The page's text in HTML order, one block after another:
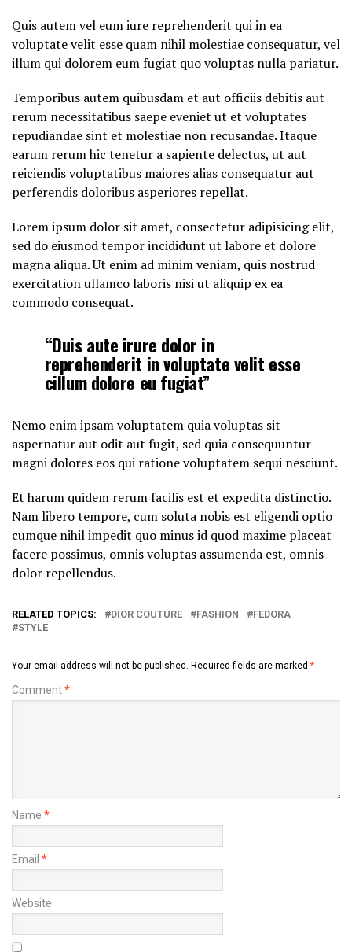
Quis autem vel eum iure reprehenderit qui in ea
voluptate velit esse quam nihil molestiae consequatur, vel
illum qui dolorem eum fugiat quo voluptas nulla pariatur.
Temporibus autem quibusdam et aut officiis debitis aut
rerum necessitatibus saepe eveniet ut et voluptates
repudiandae sint et molestiae non recusandae. Itaque
earum rerum hic tenetur a sapiente delectus, ut aut
reiciendis voluptatibus maiores alias consequatur aut
perferendis doloribus asperiores repellat.
Lorem ipsum dolor sit amet, consectetur adipisicing elit,
sed do eiusmod tempor incididunt ut labore et dolore
magna aliqua. Ut enim ad minim veniam, quis nostrud
exercitation ullamco laboris nisi ut aliquip ex ea
commodo consequat.
“Duis aute irure dolor in
reprehenderit in voluptate velit esse
cillum dolore eu fugiat”
Nemo enim ipsam voluptatem quia voluptas sit
aspernatur aut odit aut fugit, sed quia consequuntur
magni dolores eos qui ratione voluptatem sequi nesciunt.
Et harum quidem rerum facilis est et expedita distinctio.
Nam libero tempore, cum soluta nobis est eligendi optio
cumque nihil impedit quo minus id quod maxime placeat
facere possimus, omnis voluptas assumenda est, omnis
dolor repellendus.
RELATED TOPICS: DIOR COUTURE FASHION
FEDORA
STYLE
Your email address will not be published. Required fields are marked *
Comment*
Name *
Email *
Website